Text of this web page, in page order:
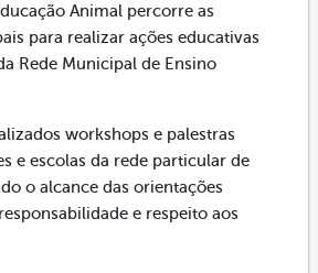
Animal percorre as
para realizar ações educativas
Rede Municipal de Ensino
workshops e palestras
e escolas da rede particular de
o alcance das orientações
e respeito aos